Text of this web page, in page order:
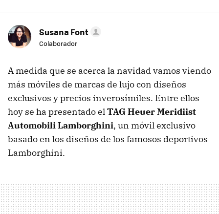
Susana Font
Colaborador
A medida que se acerca la navidad vamos viendo
más móviles de marcas de lujo con diseños
exclusivos y precios inverosímiles. Entre ellos
hoy se ha presentado elTAGHeuer Meridiist
Automobili Lamborghini, un móvil exclusivo
basado en los diseños de los famosos deportivos
Lamborghini.